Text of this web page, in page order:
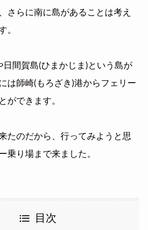
さらに南に島があることは考え
。
日間賀島(ひまかじま)という島が
は師崎(もろざき)港からフェリー
ができます。
たのだから、行ってみようと思
乗り場まで来ました。
目次